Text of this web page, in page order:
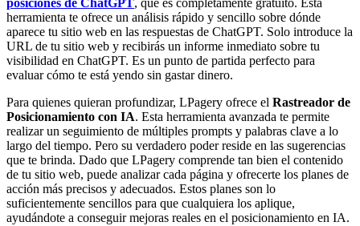
posiciones de ChatGPT, que es completamente gratuito. Esta
herramienta te ofrece un análisis rápido y sencillo sobre dónde
aparece tu sitio web en las respuestas de ChatGPT. Solo introduce la
URL de tu sitio web y recibirás un informe inmediato sobre tu
visibilidad en ChatGPT. Es un punto de partida perfecto para
evaluar cómo te está yendo sin gastar dinero.
Para quienes quieran profundizar, LPagery ofrece el Rastreador de
Posicionamiento con IA. Esta herramienta avanzada te permite
realizar un seguimiento de múltiples prompts y palabras clave a lo
largo del tiempo. Pero su verdadero poder reside en las sugerencias
que te brinda. Dado que LPagery comprende tan bien el contenido
de tu sitio web, puede analizar cada página y ofrecerte los planes de
acción más precisos y adecuados. Estos planes son lo
suficientemente sencillos para que cualquiera los aplique,
ayudándote a conseguir mejoras reales en el posicionamiento en IA.